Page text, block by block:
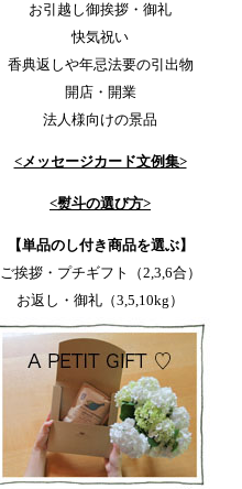
お引越し御挨拶・御礼
快気祝い
香典返しや年忌法要の引出物
開店・開業
法人様向けの景品
<メッセージカード文例集>
<熨斗の選び方>
【単品のし付き商品を選ぶ】
ご挨拶・プチギフト（2,3,6合）
お返し・御礼（3,5,10kg）